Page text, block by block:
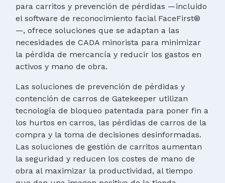
para carritos y prevención de pérdidas —incluido
el software de reconocimiento facial FaceFirst®
—, ofrece soluciones que se adaptan a las
necesidades de CADA minorista para minimizar
la pérdida de mercancía y reducir los gastos en
activos y mano de obra.
Las soluciones de prevención de pérdidas y
contención de carros de Gatekeeper utilizan
tecnología de bloqueo patentada para poner fin a
los hurtos en carros, las pérdidas de carros de la
compra y la toma de decisiones desinformadas.
Las soluciones de gestión de carritos aumentan
la seguridad y reducen los costes de mano de
obra al maximizar la productividad, al tiempo